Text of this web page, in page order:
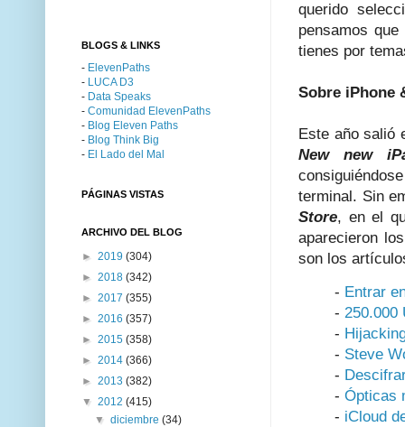
querido
pensamos
tienes por
Sobre iPhone
Este año salió
New new
terminal. Sin
Store, en el
aparecieron
son los
- Entrar
- 250.000
-
- Steve
-
- Ópticas
- iCloud
BLOGS & LINKS
- ElevenPaths
- LUCA D3
- Data Speaks
- Comunidad ElevenPaths
- Blog Eleven Paths
- Blog Think Big
- El Lado del Mal
PÁGINAS VISTAS
ARCHIVO DEL BLOG
► 2019 (304)
► 2018 (342)
► 2017 (355)
► 2016 (357)
► 2015 (358)
► 2014 (366)
► 2013 (382)
▼ 2012 (415)
▼diciembre(34)